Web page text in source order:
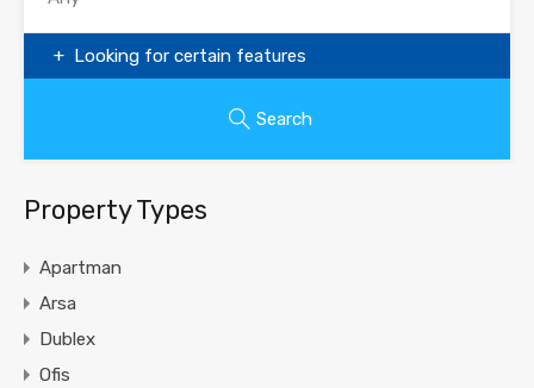
Looking for certain features
Search
Property Types
Apartman
Arsa
Dublex
Ofis